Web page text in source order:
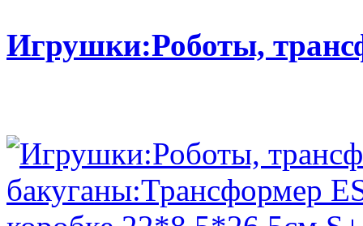
Игрушки:Роботы,